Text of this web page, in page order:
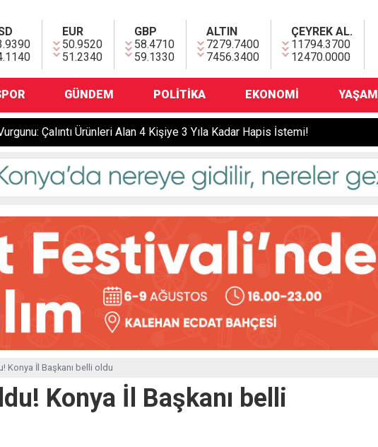
EUR
50.9520
51.2340
GBP
58.4710
59.1330
ALTIN
7279.7400
7456.3400
ÇEYREK AL.
11794.3700
12470.0000
GÜNDEM POLITIKA EKONOMI YAŞAM
Yer Konya... “Nasılsın?” Diye Sordu, Defalarca Bıçakladı: Yaralı Marketçiyi Hastaneye Kadar Kovaladı!
Konya İl Başkanı belli oldu
Konya İl Başkanı belli